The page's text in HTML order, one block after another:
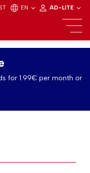
EN AD-LITE
for 1.99€ per month or